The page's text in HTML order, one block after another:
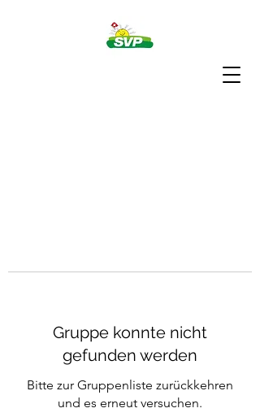
Gruppe konnte nicht
gefunden werden
Bitte zur Gruppenliste zurückkehren
und es erneut versuchen.